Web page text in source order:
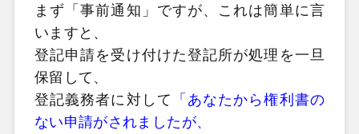
まず「事前通知」ですが、これは簡単に言
いますと、
登記申請を受け付けた登記所が処理を一旦
保留して、
登記義務者に対して
「あなたから権利書の
ない申請がされましたが、